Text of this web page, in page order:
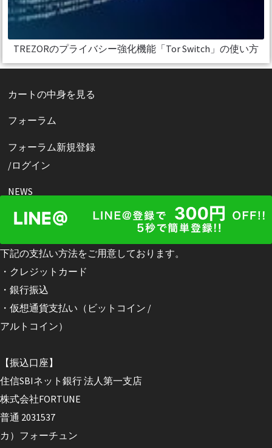
TREZORのプライバシー強化機能「Tor Switch」の使い方
カートの中身を見る
フォーラム
フォーラム新規登録
/ログイン
NEWS
|お支払い方法について
下記の支払い方法をご用意しております。
・クレジットカード
・銀行振込
・仮想通貨支払い（ビットコイン /
アルトコイン）
【振込口座】
住信SBIネット銀行 法人第一支店
株式会社FORTUNE
普通 2031537
カ）フォーチュン